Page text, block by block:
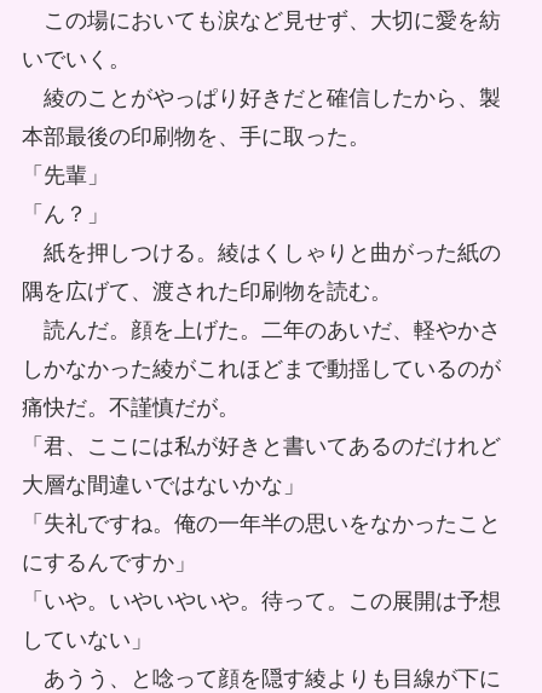
この場においても涙など見せず、大切に愛を紡
いでいく。
綾のことがやっぱり好きだと確信したから、製
本部最後の印刷物を、手に取った。
「先輩」
「ん？」
紙を押しつける。綾はくしゃりと曲がった紙の
隅を広げて、渡された印刷物を読む。
読んだ。顔を上げた。二年のあいだ、軽やかさ
しかなかった綾がこれほどまで動揺しているのが
痛快だ。不謹慎だが。
「君、ここには私が好きと書いてあるのだけれど
大層な間違いではないかな」
「失礼ですね。俺の一年半の思いをなかったこと
にするんですか」
「いや。いやいやいや。待って。この展開は予想
していない」
あうう、と唸って顔を隠す綾よりも目線が下に